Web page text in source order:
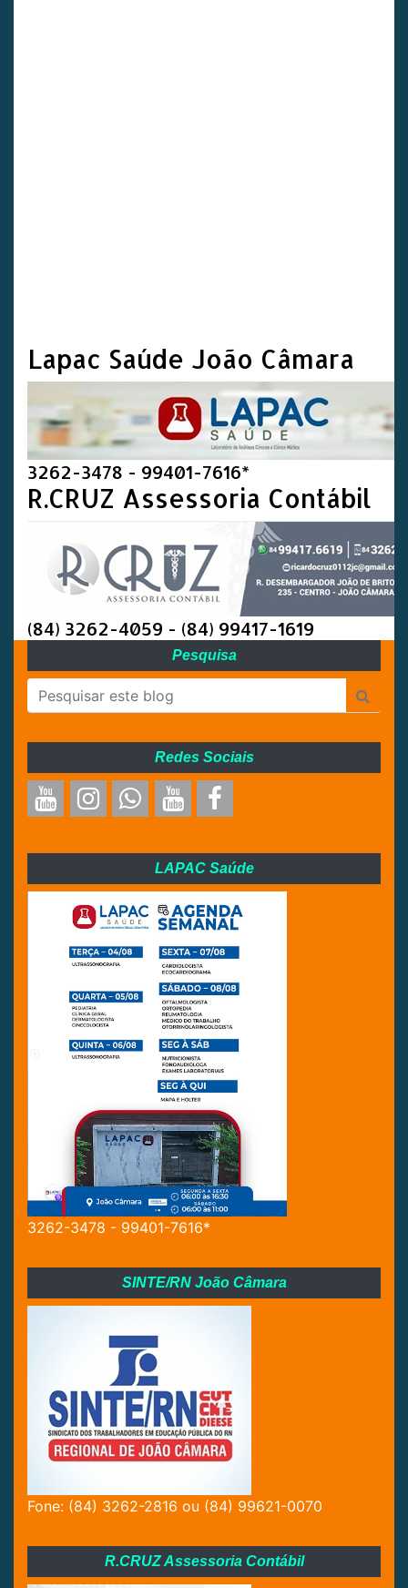
Lapac Saúde João Câmara
3262-3478 - 99401-7616*
R.CRUZ Assessoria Contábil
(84) 3262-4059 - (84) 99417-1619
Pesquisa
Redes Sociais
LAPAC Saúde
3262-3478 - 99401-7616*
SINTE/RN João Câmara
Fone: (84) 3262-2816 ou (84) 99621-0070
R.CRUZ Assessoria Contábil